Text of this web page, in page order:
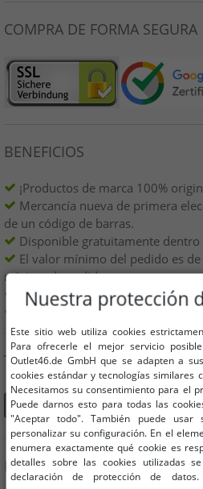
COMPRA DE FORMA SEGURA
BENEFICIOS
¡Productos de marca 100%
Mercancía nueva de primera
de un código de barras.
Disponible gratuitamente dentro
El valor mínimo del pedido es
mínima de pedido
Ofertas hasta un 90% más
Libre elección de tamaños y
TAMBIÉN PUEDES
INFORMACIÓN
Nuestra protección
Este sitio web utiliza cookies
Para ofrecerle el mejor servicio
Outlet46.de GmbH que se adapten a
cookies estándar y tecnologías similares
Necesitamos su consentimiento para el
Puede darnos esto para todas las
"Aceptar todo". También puede usar
personalizar su configuración. En el
enumera exactamente qué cookie es
detalles sobre las cookies utilizadas
declaración de protección de